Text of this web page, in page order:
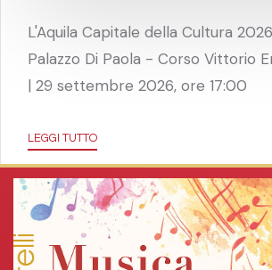
L'Aquila Capitale della Cultura
Palazzo Di Paola - Corso Vittorio
| 29 settembre 2026, ore 17:00
LEGGI TUTTO